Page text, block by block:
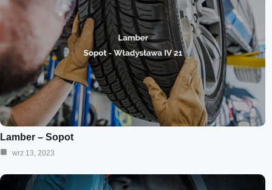
Lamber – Sopot
wrz 13, 2023